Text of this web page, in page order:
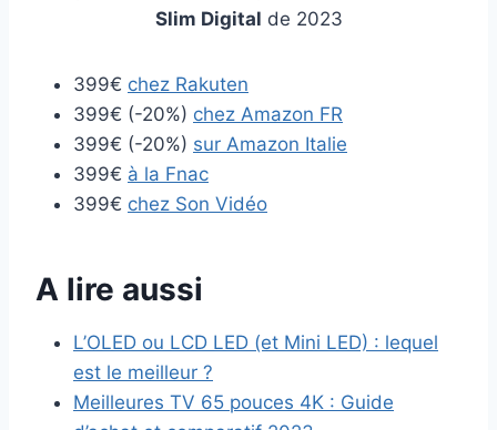
Slim Digital de 2023
399€ chez Rakuten
399€ (-20%) chez Amazon FR
399€ (-20%) sur Amazon Italie
399€ à la Fnac
399€ chez Son Vidéo
A lire aussi
L’OLED ou LCD LED (et Mini LED) : lequel
est le meilleur ?
Meilleures TV 65 pouces 4K : Guide